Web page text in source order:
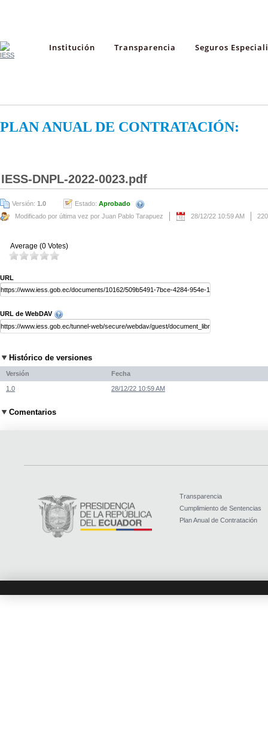
Institución Transparencia Seguros
PLAN ANUAL DE CONTRATACIÓN:
IESS-DNPL-2022-0023.pdf
Versión: 1.0 Estado: Aprobado
Modificado por última vez por Juan Pablo Tarapuez
28/12/22 10:59 AM
Average (0 Votes)
URL
URL de WebDAV
Histórico de versiones
Versión Fecha
1.0 28/12/22 10:59 AM
Comentarios
Transparencia
Cumplimiento de Sentencias
Plan Anual de Contratación